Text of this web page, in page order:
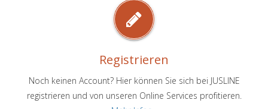
Registrieren
Noch keinen Account? Hier können Sie sich bei JUSLINE
registrieren und von unseren Online Services profitieren.